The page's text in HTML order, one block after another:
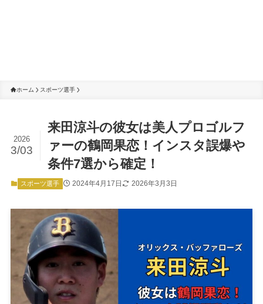
ホーム スポーツ選手
来田涼斗の彼女は美人プロゴルフ
ァーの鶴岡果恋！インスタ誤爆や
条件7選から確定！
2026
3/03
スポーツ選手 2024年4月17日 2026年3月3日